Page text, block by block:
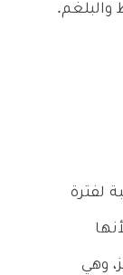
والبلغم.
لفترة
وهي